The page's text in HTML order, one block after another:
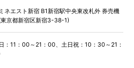
ネエスト新宿 B1新宿駅中央東改札外 券売機
京都新宿区新宿3-38-1)
：11：00～21：00、土日祝：10：30～21：